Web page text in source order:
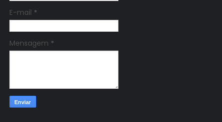
E-mail *
Mensagem *